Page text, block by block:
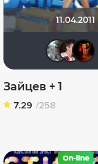
11.04.2011
Зайцев + 1
7.29 /258